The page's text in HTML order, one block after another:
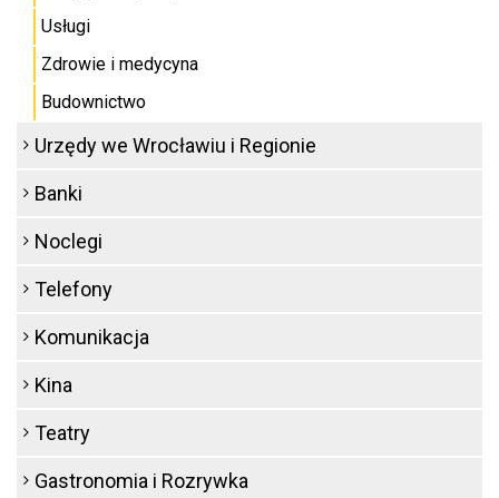
Usługi
Zdrowie i medycyna
Budownictwo
Urzędy we Wrocławiu i Regionie
Banki
Noclegi
Telefony
Komunikacja
Kina
Teatry
Gastronomia i Rozrywka